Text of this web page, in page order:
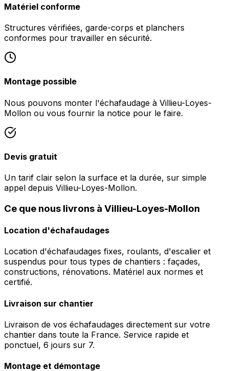
Matériel conforme
Structures vérifiées, garde-corps et planchers
conformes pour travailler en sécurité.
Montage possible
Nous pouvons monter l'échafaudage à Villieu-Loyes-
Mollon ou vous fournir la notice pour le faire.
Devis gratuit
Un tarif clair selon la surface et la durée, sur simple
appel depuis Villieu-Loyes-Mollon.
Ce que nous livrons à Villieu-Loyes-Mollon
Location d'échafaudages
Location d'échafaudages fixes, roulants, d'escalier et
suspendus pour tous types de chantiers : façades,
constructions, rénovations. Matériel aux normes et
certifié.
Livraison sur chantier
Livraison de vos échafaudages directement sur votre
chantier dans toute la France. Service rapide et
ponctuel, 6 jours sur 7.
Montage et démontage